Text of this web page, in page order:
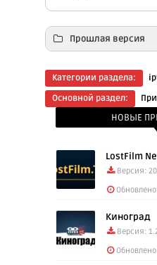
Прошлая версия
Скачать: YоuTV
Скачать: YоuTV
Категории раздела:
Основной раздел:
НОВЫЕ
LostFilm
Версия:
Киноград
Версия: